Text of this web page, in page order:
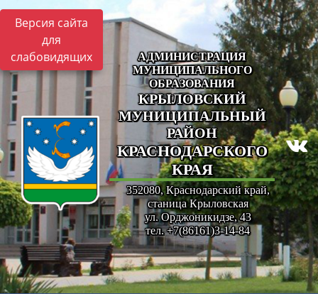
Версия сайта
для
слабовидящих
АДМИНИСТРАЦИЯ
МУНИЦИПАЛЬНОГО
ОБРАЗОВАНИЯ
КРЫЛОВСКИЙ
МУНИЦИПАЛЬНЫЙ
РАЙОН
КРАСНОДАРСКОГО
КРАЯ
352080, Краснодарский край,
станица Крыловская
ул. Орджоникидзе, 43
тел. +7(86161)3-14-84